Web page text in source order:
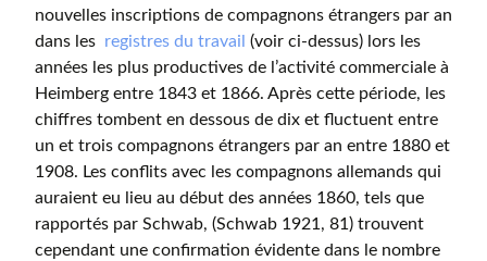
nouvelles inscriptions de compagnons étrangers par an
dans les registres du travail (voir ci-dessus) lors les
années les plus productives de l’activité commerciale à
Heimberg entre 1843 et 1866. Après cette période, les
chiffres tombent en dessous de dix et fluctuent entre
un et trois compagnons étrangers par an entre 1880 et
1908. Les conflits avec les compagnons allemands qui
auraient eu lieu au début des années 1860, tels que
rapportés par Schwab, (Schwab 1921, 81) trouvent
cependant une confirmation évidente dans le nombre